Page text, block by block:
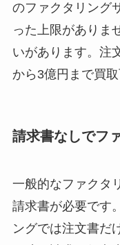
のファクタリング
った上限がありま
いがあります。注
から3億円まで買取
請求書なしでフ
一般的なファクタ
請求書が必要です
ングでは注文書だ